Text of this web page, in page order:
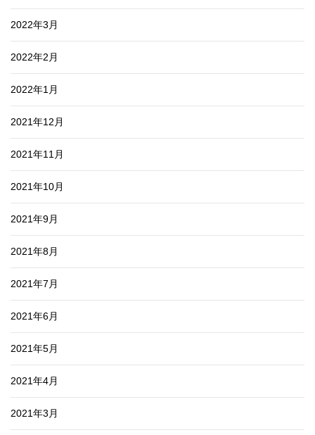
2022年3月
2022年2月
2022年1月
2021年12月
2021年11月
2021年10月
2021年9月
2021年8月
2021年7月
2021年6月
2021年5月
2021年4月
2021年3月